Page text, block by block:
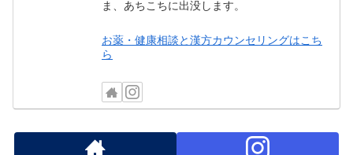
ま、あちこちに出没します。
お薬・健康相談と漢方カウンセリングはこち
ら